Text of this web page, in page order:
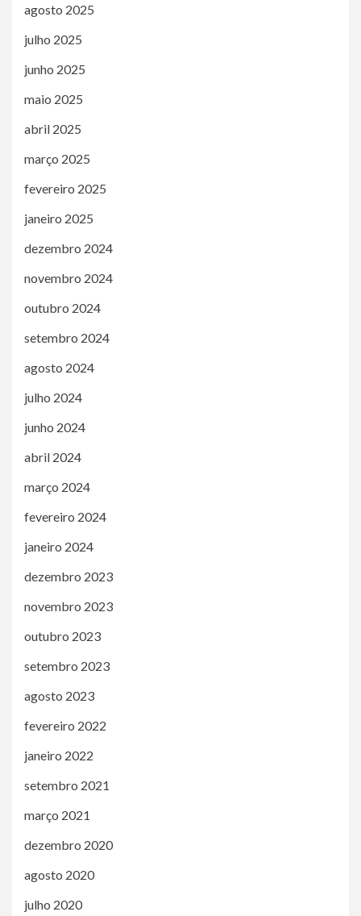
agosto 2025
julho 2025
junho 2025
maio 2025
abril 2025
março 2025
fevereiro 2025
janeiro 2025
dezembro 2024
novembro 2024
outubro 2024
setembro 2024
agosto 2024
julho 2024
junho 2024
abril 2024
março 2024
fevereiro 2024
janeiro 2024
dezembro 2023
novembro 2023
outubro 2023
setembro 2023
agosto 2023
fevereiro 2022
janeiro 2022
setembro 2021
março 2021
dezembro 2020
agosto 2020
julho 2020